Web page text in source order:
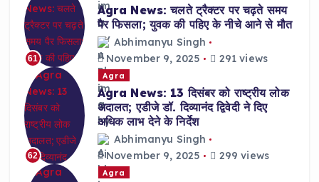
61
Agra News: चलते ट्रैक्टर पर चढ़ते समय
पैर फिसला; युवक की पहिए के नीचे आने से मौत
Abhimanyu Singh
November 9, 2025
291 views
62
Agra
Agra News: 13 दिसंबर को राष्ट्रीय लोक
अदालत; एडीजे डॉ. दिव्यानंद द्विवेदी ने दिए
अधिक लाभ देने के निर्देश
Abhimanyu Singh
November 9, 2025
299 views
Agra